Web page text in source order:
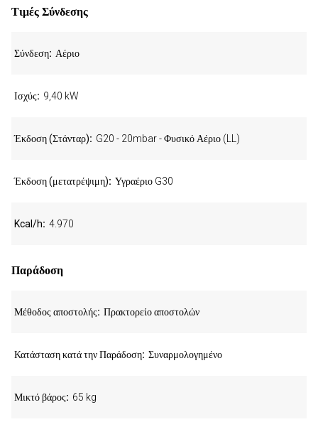
Τιμές Σύνδεσης
Σύνδεση Αέριο
Ισχύς 9,40 kW
Έκδοση (Στάνταρ) G20 - 20mbar - Φυσικό Αέριο (LL)
Έκδοση (μετατρέψιμη) Υγραέριο G30
Kcal/h 4.970
Παράδοση
Μέθοδος αποστολής Πρακτορείο αποστολών
Κατάσταση κατά την Παράδοση Συναρμολογημένο
Μικτό βάρος 65 kg